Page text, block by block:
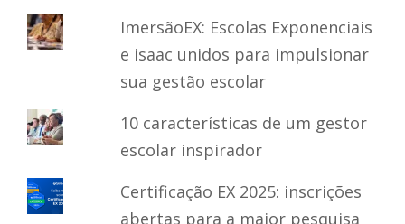
ImersãoEX: Escolas Exponenciais
e isaac unidos para impulsionar
sua gestão escolar
10 características de um gestor
escolar inspirador
Certificação EX 2025: inscrições
abertas para a maior pesquisa